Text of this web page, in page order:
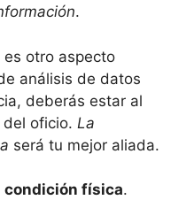
.
es otro aspecto
análisis de datos
deberás estar al
oficio. La
será tu mejor aliada.
condición física.